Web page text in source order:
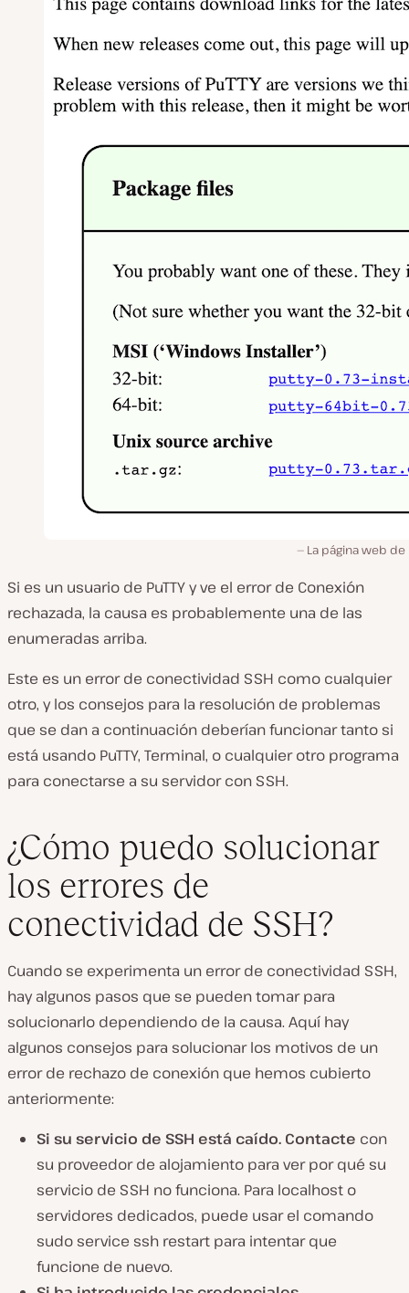
La página web de
Si es un usuario de PuTTY y ve el error de Conexión
rechazada, la causa es probablemente una de las
enumeradas arriba.
Este es un error de conectividad SSH como cualquier
otro, y los consejos para la resolución de problemas
que se dan a continuación deberían funcionar tanto si
está usando PuTTY, Terminal, o cualquier otro programa
para conectarse a su servidor con SSH.
¿Cómo puedo solucionar
los errores de
conectividad de SSH?
Cuando se experimenta un error de conectividad SSH,
hay algunos pasos que se pueden tomar para
solucionarlo dependiendo de la causa. Aquí hay
algunos consejos para solucionar los motivos de un
error de rechazo de conexión que hemos cubierto
anteriormente:
Si su servicio de SSH está caído. Contacte con
su proveedor de alojamiento para ver por qué su
servicio de SSH no funciona. Para localhost o
servidores dedicados, puede usar el comando
sudo service ssh restart para intentar que
funcione de nuevo.